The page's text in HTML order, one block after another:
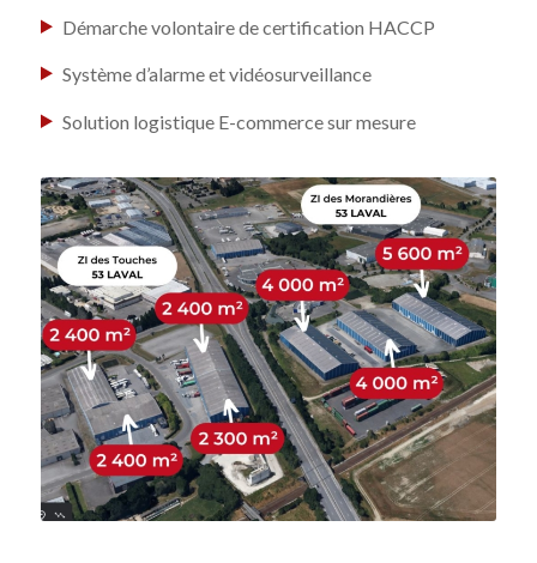
Démarche volontaire de certification HACCP
Système d’alarme et vidéosurveillance
Solution logistique E-commerce sur mesure